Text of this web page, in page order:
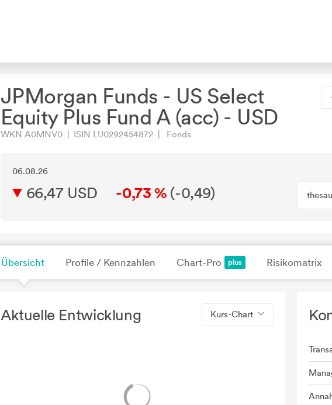
JPMorgan Funds - US Select
Equity Plus Fund A (acc) - USD
WKN A0MNV0 | ISIN LU0292454872 | Fonds
06.08.26
66,47 USD -0,73 % (-0,49)
Übersicht Profile / Kennzahlen Chart-Pro Risikomatrix
Aktuelle Entwicklung Kurs-Chart